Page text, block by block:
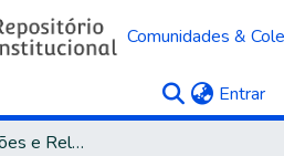
Comunidades &
Entrar
Teses, Dissertações e Relatórios